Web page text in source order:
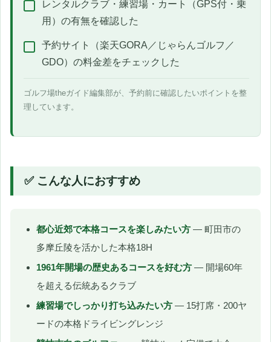
レンタルクラブ・練習場・カート（GPS付・乗
用）の有無を確認した
予約サイト（楽天GORA／じゃらんゴルフ／
GDO）の料金差をチェックした
ゴルフ場theガイド編集部が、予約前に確認したいポイントを整
理しています。
✅ こんな人におすすめ
都心近郊で本格コースを楽しみたい方 — 町田市の
多摩丘陵を活かした本格18H
1961年開場の歴史あるコースを好む方 — 開場60年
を超える伝統あるクラブ
練習場でしっかり打ち込みたい方 — 15打席・200ヤ
ードの本格ドライビングレンジ